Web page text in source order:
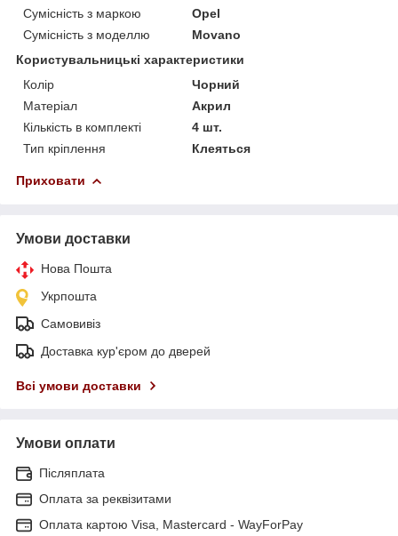
Сумісність з маркою
Opel
Сумісність з моделлю
Movano
Користувальницькі характеристики
Колір
Чорний
Матеріал
Акрил
Кількість в комплекті
4 шт.
Тип кріплення
Клеяться
Приховати
Умови доставки
Нова Пошта
Укрпошта
Самовивіз
Доставка кур'єром до дверей
Всі умови доставки
Умови оплати
Післяплата
Оплата за реквізитами
Оплата картою Visa, Mastercard - WayForPay